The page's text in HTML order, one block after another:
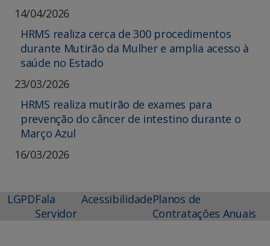
14/04/2026
HRMS realiza cerca de 300 procedimentos
durante Mutirão da Mulher e amplia acesso à
saúde no Estado
23/03/2026
HRMS realiza mutirão de exames para
prevenção do câncer de intestino durante o
Março Azul
16/03/2026
LGPDFala
Servidor
AcessibilidadePlanos de
Contratações Anuais